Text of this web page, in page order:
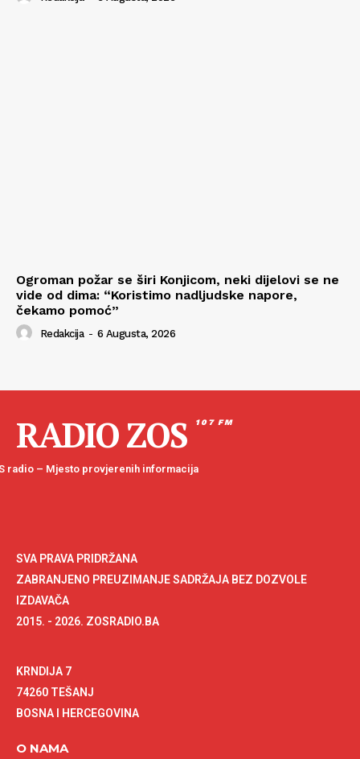
Ogroman požar se širi Konjicom, neki dijelovi se ne
vide od dima: “Koristimo nadljudske napore,
čekamo pomoć”
Redakcija - 6 Augusta, 2026
RADIO ZOS 107 FM
radio – Mjesto provjerenih informacija
SVA PRAVA PRIDRŽANA
ZABRANJENO PREUZIMANJE SADRŽAJA BEZ DOZVOLE
IZDAVAČA
2015. - 2026. ZOSRADIO.BA
KRNDIJA 7
74260 TEŠANJ
BOSNA I HERCEGOVINA
O NAMA